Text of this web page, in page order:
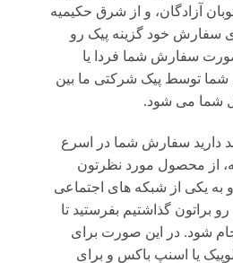
آزادگان، و از شرق حکیمیه
سفارش خود گزینه پیک رو
صورت سفارش شما فردا یا
شما توسط پیک شرکتی ما بين
دارید سفارش شما در اسرع
از محصول مورد نظرتون
به یکی از شبکه های اجتماعی
براتون گذاشتیم بفرستید تا
شود. در این صورت برای
یا اسنپ باکس و برای